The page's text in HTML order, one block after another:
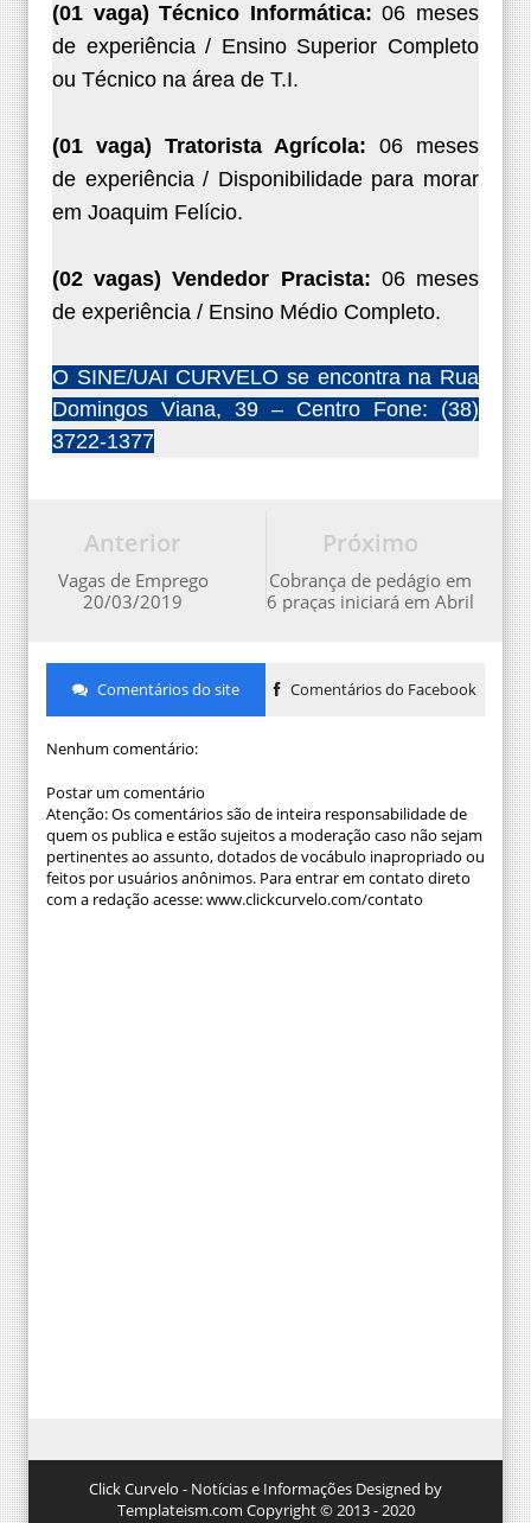
(01 vaga) Técnico Informática:06 meses
de experiência / Ensino Superior Completo
ou Técnico na área de T.I.
(01 vaga) Tratorista Agrícola: 06 meses
de experiência / Disponibilidade para morar
em Joaquim Felício.
(02 vagas) Vendedor Pracista: 06 meses
de experiência / Ensino Médio Completo.
O SINE/UAI CURVELO se encontra na Rua
Domingos Viana, 39 – Centro Fone: (38)
3722-1377
Próximo
Cobrança de pedágio em
6 praças iniciará em Abril
Anterior
Vagas de Emprego
20/03/2019
Comentários do site Comentários do Facebook
Nenhum comentário:
Postar um comentário
Atenção: Os comentários são de inteira responsabilidade de
quem os publica e estão sujeitos a moderação caso não sejam
pertinentes ao assunto, dotados de vocábulo inapropriado ou
feitos por usuários anônimos. Para entrar em contato direto
com a redação acesse: www.clickcurvelo.com/contato
Click Curvelo - Notícias e Informações Designed by
Templateism.com Copyright © 2013 - 2020